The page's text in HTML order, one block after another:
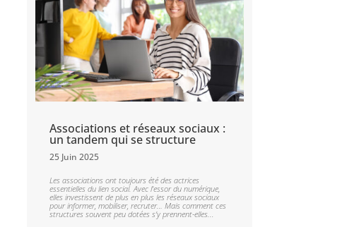
Associations et réseaux sociaux :
un tandem qui se structure
25 Juin 2025
Les associations ont toujours été des actrices
essentielles du lien social. Avec l’essor du numérique,
elles investissent de plus en plus les réseaux sociaux
pour informer, mobiliser, recruter… Mais comment ces
structures souvent peu dotées s’y prennent-elles...